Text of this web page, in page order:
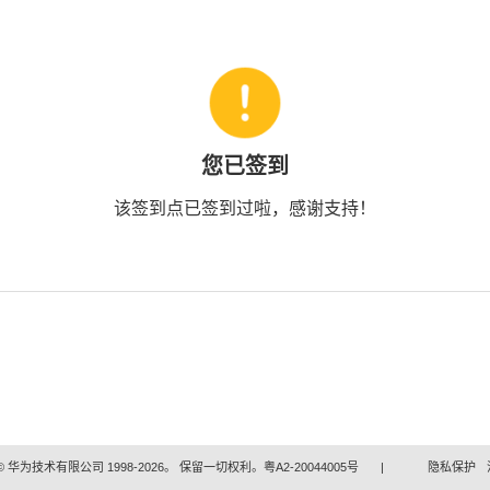
您已签到
该签到点已签到过啦，感谢支持！
华为技术有限公司 1998-2026。 保留一切权利。粤A2-20044005号 | 隐私保护